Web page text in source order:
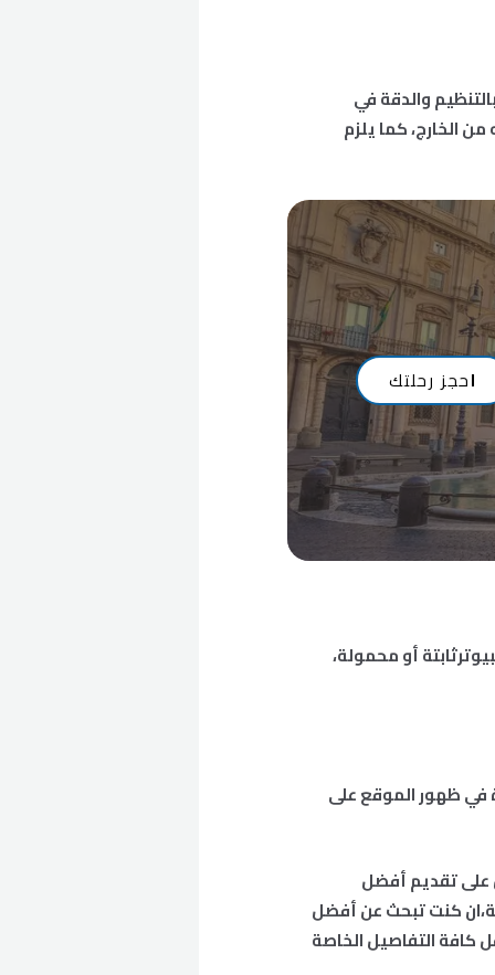
والدقة في
الخارج، كما يلزم
احجز رحلتك
أو محمولة،
في ظهور الموقع على
على تقديم أفضل
كنت تبحث عن أفضل
التفاصيل الخاصة